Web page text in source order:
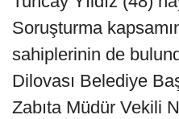
Soruşturma
sahiplerinin de
Dilovası Belediye
Zabıta Müdür Vekili